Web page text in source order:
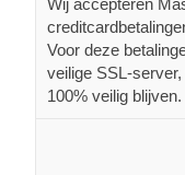
Wij accepteren
Voor deze
veilige SSL-
100% veilig blijven.